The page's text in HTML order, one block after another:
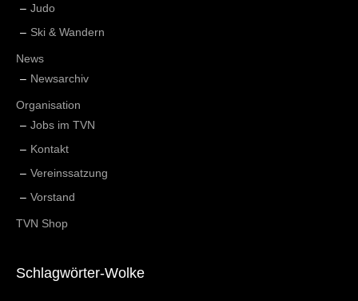
Judo
Ski & Wandern
News
Newsarchiv
Organisation
Jobs im TVN
Kontakt
Vereinssatzung
Vorstand
TVN Shop
Schlagwörter-Wolke